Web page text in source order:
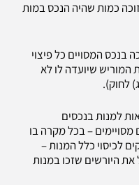
כמות שהיה הנכס במות
בנכס המסויים כל פיצוי
שיועדה לו לא
למנות בנכסים
מסויימים – בכל מקרה בו
לכיסוי כלל המנות –
היורשים שזכו במנות